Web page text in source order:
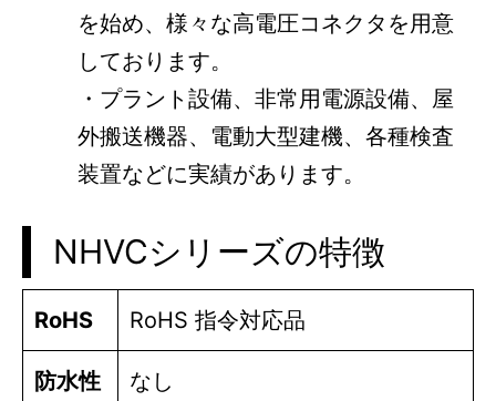
を始め、様々な高電圧コネクタを用意
しております。
・プラント設備、非常用電源設備、屋
外搬送機器、電動大型建機、各種検査
装置などに実績があります。
NHVCシリーズの特徴
RoHS RoHS 指令対応品
防水性 なし